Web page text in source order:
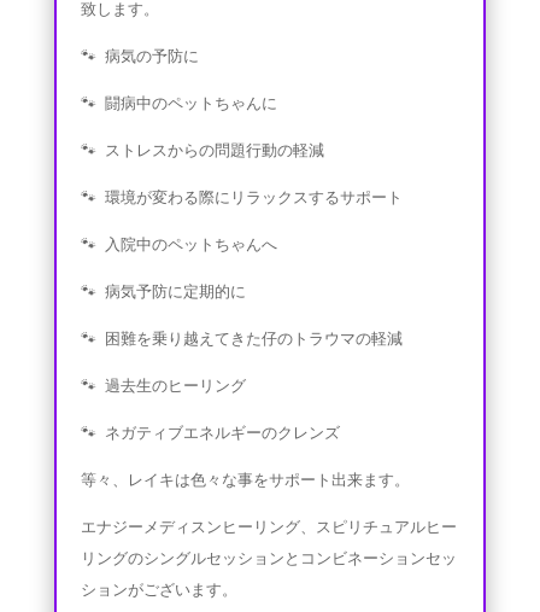
致します。
🐾 病気の予防に
🐾 闘病中のペットちゃんに
🐾 ストレスからの問題行動の軽減
🐾 環境が変わる際にリラックスするサポート
🐾 入院中のペットちゃんへ
🐾 病気予防に定期的に
🐾 困難を乗り越えてきた仔のトラウマの軽減
🐾 過去生のヒーリング
🐾 ネガティブエネルギーのクレンズ
等々、レイキは色々な事をサポート出来ます。
エナジーメディスンヒーリング、スピリチュアルヒー
リングのシングルセッションとコンビネーションセッ
ションがございます。